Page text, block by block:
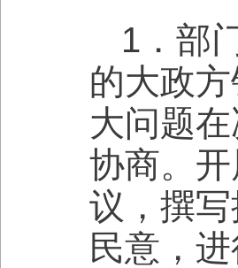
1．部
的大政
大问题
协商。
议，撰
民意，